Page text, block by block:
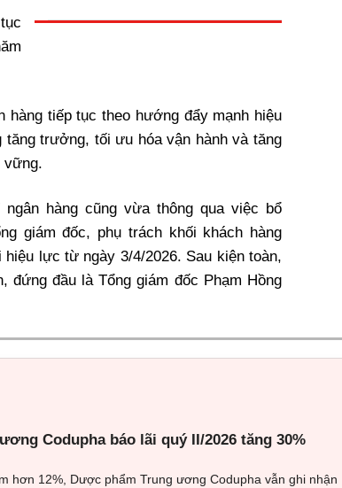
hàng tiếp tục theo hướng đẩy mạnh hiệu
trưởng, tối ưu hóa vận hành và tăng
vững.
hàng cũng vừa thông qua việc bổ
giám đốc, phụ trách khối khách hàng
lực từ ngày 3/4/2026. Sau kiện toàn,
đứng đầu là Tổng giám đốc Phạm Hồng
Codupha báo lãi quý II/2026 tăng 30%
hơn 12%, Dược phẩm Trung ương Codupha vẫn ghi nhận